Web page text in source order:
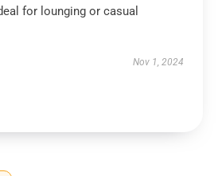
for lounging or casual
Nov 1, 2024